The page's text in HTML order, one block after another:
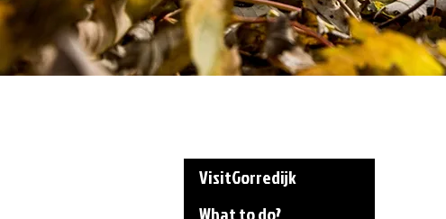
VisitGorredijk
What to do?